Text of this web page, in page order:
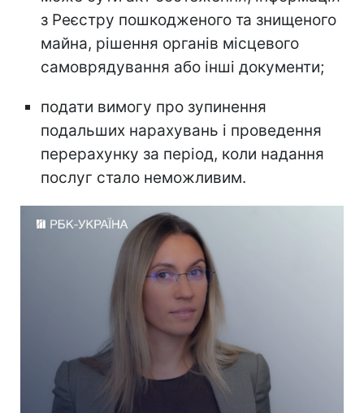
з Реєстру пошкодженого та знищеного
майна, рішення органів місцевого
самоврядування або інші документи;
подати вимогу про зупинення
подальших нарахувань і проведення
перерахунку за період, коли надання
послуг стало неможливим.